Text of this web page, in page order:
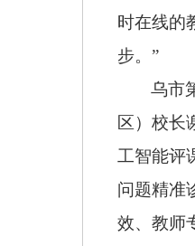
时在线的
步。”
乌市
区）校长
工智能评
问题精准
效、教师